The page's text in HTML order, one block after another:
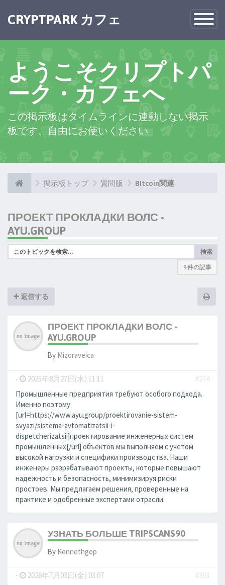
Toggle
CRYPTPARK カフェ
ようこそクリプトパ
ーク・カフェへ
この掲示板はタイムラインに連動しない掲示
板です、自由にお使いください
掲示板トップ 質問版 BItcoin関連
ПРОЕКТ ПРОКЛАДКИ ВОЛС -
AYU.GROUP
検索
9 件の記事
返信する
ПРОЕКТ ПРОКЛАДКИ ВОЛС -
AYU.GROUP
By Mizoraveica
- 2025年8月27日(水) 11:11
#274
Промышленные предприятия требуют особого подхода.
Именно поэтому
[url=https://www.ayu.group/proektirovanie-sistem-
svyazi/sistema-avtomatizatsii-i-
dispetcherizatsii]проектирование инженерных систем
промышленных[/url] объектов мы выполняем с учетом
высокой нагрузки и специфики производства. Наши
инженеры разрабатывают проекты, которые повышают
надежность и безопасность, минимизируя риски
простоев. Мы предлагаем решения, проверенные на
практике и одобренные экспертами отрасли.
УЗНАТЬ БОЛЬШЕ TRIPSCANS90
By Kennethgop
- 2026年7月03日(金) 03:07
#303